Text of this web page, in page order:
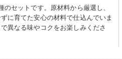
セットです。原材料から厳選し、
に育てた安心の材料で仕込んでいま
異なる味やコクをお楽しみくださ